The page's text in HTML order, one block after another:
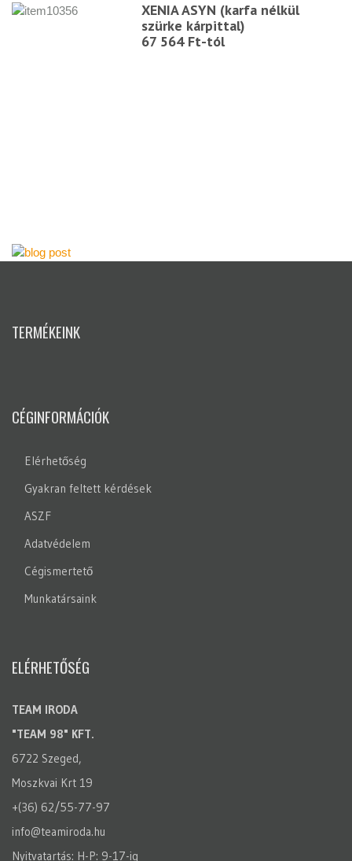
XENIA ASYN (karfa nélkül
szürke kárpittal)
67 564 Ft-tól
TERMÉKEINK
CÉGINFORMÁCIÓK
Elérhetőség
Gyakran feltett kérdések
ASZF
Adatvédelem
Cégismertető
Munkatársaink
ELÉRHETŐSÉG
TEAM IRODA
"TEAM 98" KFT.
6722 Szeged,
Moszkvai Krt 19
+(36) 62/55-77-97
info@teamiroda.hu
Nyitvatartás: H-P: 9-17-ig